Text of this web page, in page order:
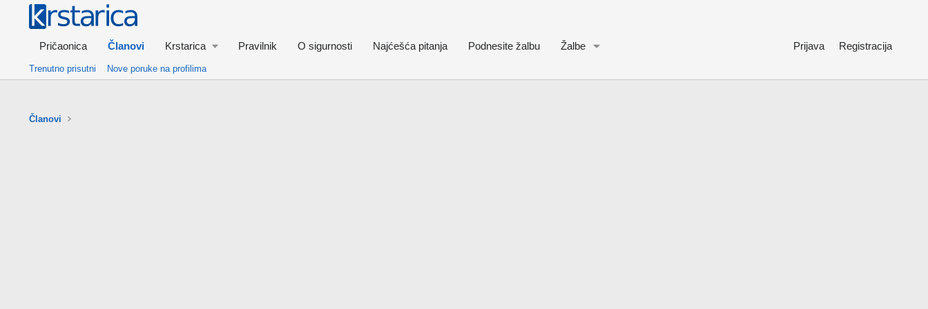
Pričaonica Članovi Krstarica Pravilnik O sigurnosti Najćešća pitanja Podnesite žalbu Žalbe Prijava Registracija
Trenutno prisutni Nove poruke na profilima
Članovi